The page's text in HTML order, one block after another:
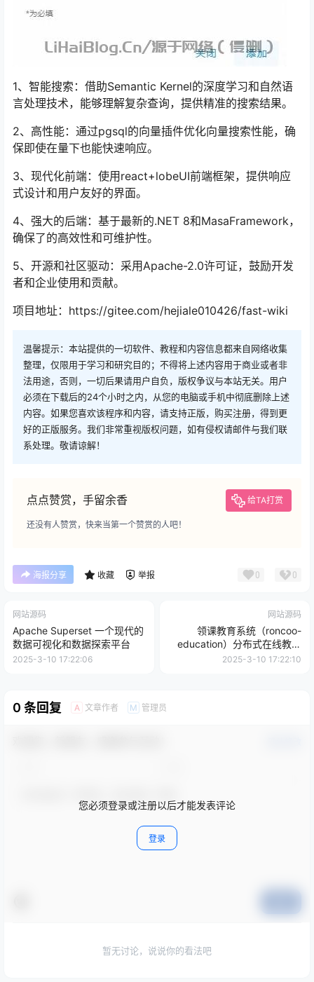
1、智能搜索：借助Semantic Kernel的深度学习和自然语
言处理技术，能够理解复杂查询，提供精准的搜索结果。
2、高性能：通过pgsql的向量插件优化向量搜索性能，确
保即使在量下也能快速响应。
3、现代化前端：使用react+lobeUI前端框架，提供响应
式设计和用户友好的界面。
4、强大的后端：基于最新的.NET 8和MasaFramework，
确保了的高效性和可维护性。
5、开源和社区驱动：采用Apache-2.0许可证，鼓励开发
者和企业使用和贡献。
项目地址：https://gitee.com/hejiale010426/fast-wiki
温馨提示：本站提供的一切软件、教程和内容信息都来自网络收集
整理，仅限用于学习和研究目的；不得将上述内容用于商业或者非
法用途，否则，一切后果请用户自负，版权争议与本站无关。用户
必须在下载后的24个小时之内，从您的电脑或手机中彻底删除上述
内容。如果您喜欢该程序和内容，请支持正版，购买注册，得到更
好的正版服务。我们非常重视版权问题，如有侵权请邮件与我们联
系处理。敬请谅解！
点点赞赏，手留余香 给TA打赏
还没有人赞赏，快来当第一个赞赏的人吧！
海报分享 收藏 举报 0 0
网站源码
Apache Superset 一个现代的
数据可视化和数据探索平台
2025-3-10 17:22:06
网站源码
领课教育系统（roncoo-
education）分布式在线教育
系统
2025-3-10 17:22:10
0 条回复 A 文章作者 M 管理员
您必须登录或注册以后才能发表评论
登录
暂无讨论，说说你的看法吧